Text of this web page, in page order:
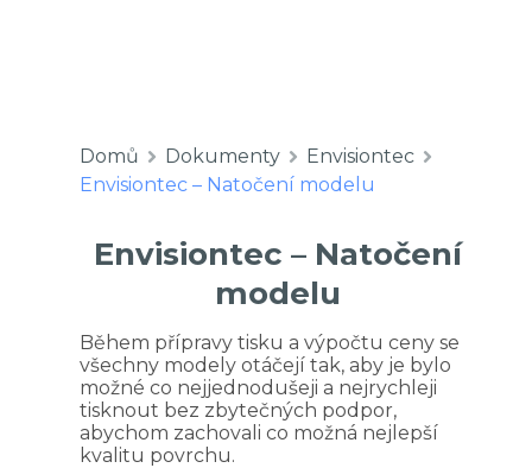
Domů Dokumenty
Envisiontec
Envisiontec – Natočení modelu
Envisiontec – Natočení
modelu
Během přípravy tisku a výpočtu ceny se
všechny modely otáčejí tak, aby je bylo
možné co nejjednodušeji a nejrychleji
tisknout bez zbytečných podpor,
abychom zachovali co možná nejlepší
kvalitu povrchu.